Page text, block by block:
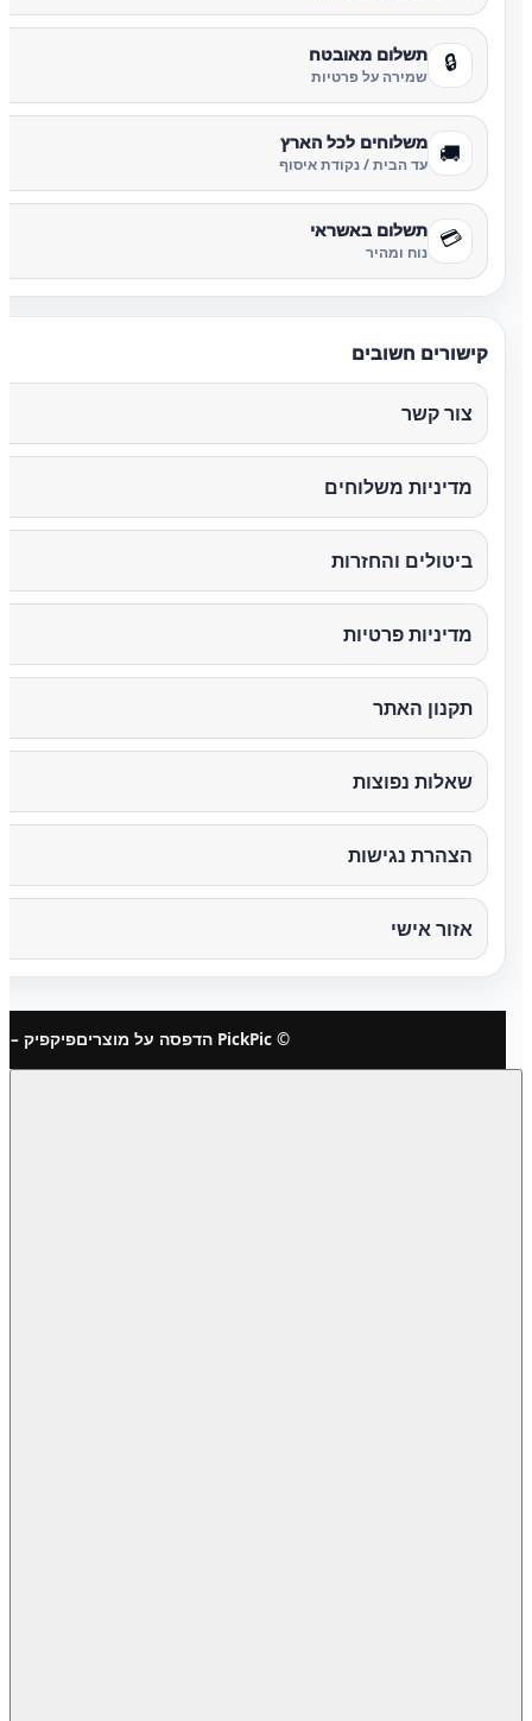
🔒 תשלום מאובטח
שמירה על פרטיות
🚚 משלוחים לכל הארץ
עד הבית / נקודת איסוף
💳 תשלום באשראי
נוח ומהיר
קישורים חשובים
צור קשר
מדיניות משלוחים
ביטולים והחזרות
מדיניות פרטיות
תקנון האתר
שאלות נפוצות
הצהרת נגישות
אזור אישי
© PickPic הדפסה על מוצרים פיקפיק –